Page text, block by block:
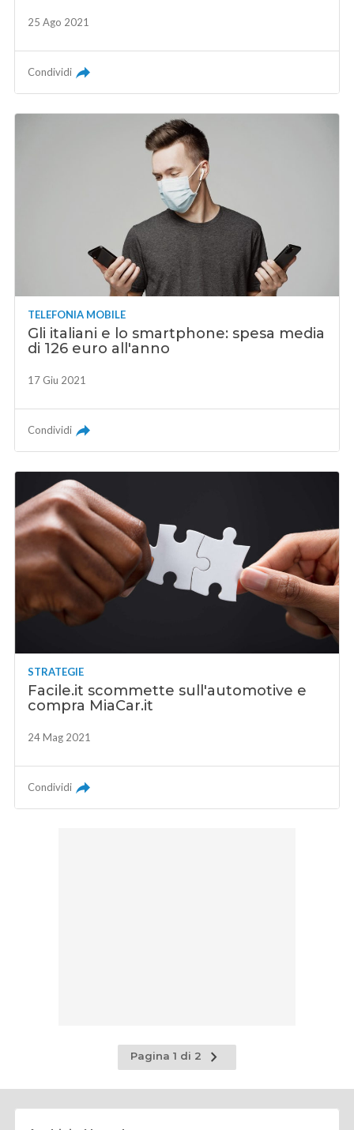
25 Ago 2021
Condividi
TELEFONIA MOBILE
Gli italiani e lo smartphone: spesa media
di 126 euro all'anno
17 Giu 2021
Condividi
STRATEGIE
Facile.it scommette sull'automotive e
compra MiaCar.it
24 Mag 2021
Condividi
Pagina 1 di 2
Pagina
successiva